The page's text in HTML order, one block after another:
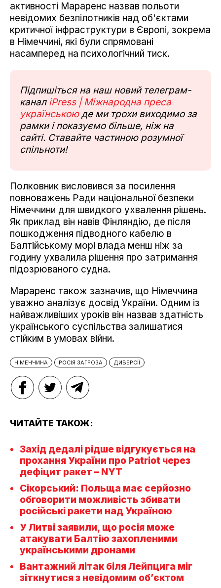
активності Мараренс назвав польоти
невідомих безпілотників над об'єктами
критичної інфраструктури в Європі, зокрема
в Німеччині, які були спрямовані
насамперед на психологічний тиск.
Підпишіться на наш новий телеграм-
канал iPress | Міжнародна преса
українськоюде ми трохи виходимо за
рамки і показуємо більше, ніж на
сайті. Ставайте частиною розумної
спільноти!
Полковник висловився за посилення
повноважень Ради національної безпеки
Німеччини для швидкого ухвалення рішень.
Як приклад він навів Фінляндію, де після
пошкодження підводного кабелю в
Балтійському морі влада менш ніж за
годину ухвалила рішення про затримання
підозрюваного судна.
Мараренс також зазначив, що Німеччина
уважно аналізує досвід України. Одним із
найважливіших уроків він назвав здатність
українського суспільства залишатися
стійким в умовах війни.
НІМЕЧЧИНА РОСІЯ ЗАГРОЗА ДИВЕРСІЇ
ЧИТАЙТЕ ТАКОЖ:
Захід дедалі рідше відгукується на
прохання України про Patriot через
дефіцит ракет – NYT
Сікорський: Польща має серйозно
обговорити можливість збивати
російські ракети над Україною
У Литві заявили, що росія може
атакувати Балтію захопленими
українськими дронами
Вантажний літак біля Лейпцига міг
зіткнутися з невідомим об’єктом